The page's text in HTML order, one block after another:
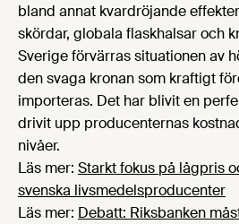
bland annat kvardröjande
skördar, globala flaskhalsar och
Sverige förvärras situationen av
den svaga kronan som kraftigt
importeras. Det har blivit en
drivit upp producenternas
nivåer.
Läs mer: Starkt fokus på lågpris
svenska livsmedelsproducenter
Läs mer: Debatt: Riksbanken